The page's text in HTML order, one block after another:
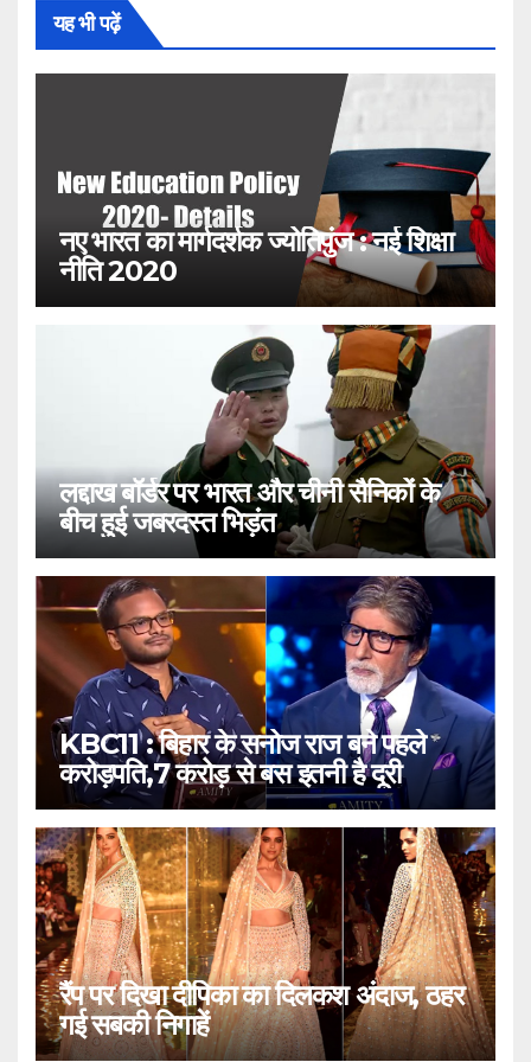
यह भी पढ़ें
नए भारत का मार्गदर्शक ज्योतिपुंज : नई शिक्षा
नीति 2020
लद्दाख बॉर्डर पर भारत और चीनी सैनिकों के
बीच हुई जबरदस्त भिड़ंत
KBC11 : बिहार के सनोज राज बने पहले
करोड़पति,7 करोड़ से बस इतनी है दूरी
रैंप पर दिखा दीपिका का दिलकश अंदाज, ठहर
गई सबकी निगाहें